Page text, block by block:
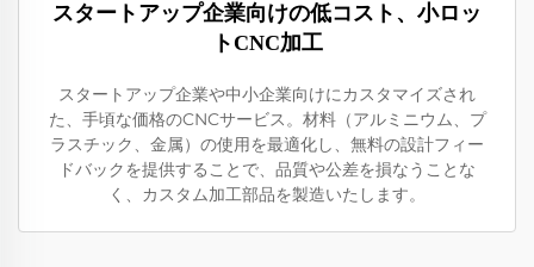
スタートアップ企業向けの低コスト、小ロッ
トCNC加工
スタートアップ企業や中小企業向けにカスタマイズされ
た、手頃な価格のCNCサービス。材料（アルミニウム、プ
ラスチック、金属）の使用を最適化し、無料の設計フィー
ドバックを提供することで、品質や公差を損なうことな
く、カスタム加工部品を製造いたします。